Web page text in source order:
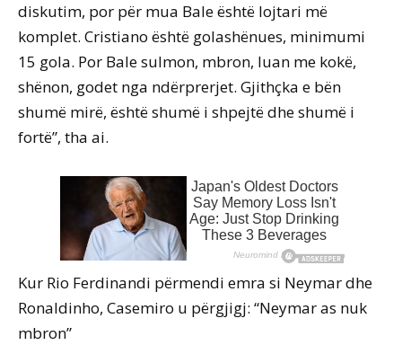
diskutim, por për mua Bale është lojtari më
komplet. Cristiano është golashënues, minimumi
15 gola. Por Bale sulmon, mbron, luan me kokë,
shënon, godet nga ndërprerjet. Gjithçka e bën
shumë mirë, është shumë i shpejtë dhe shumë i
fortë”, tha ai.
Kur Rio Ferdinandi përmendi emra si Neymar dhe
Ronaldinho, Casemiro u përgjigj: “Neymar as nuk
mbron”